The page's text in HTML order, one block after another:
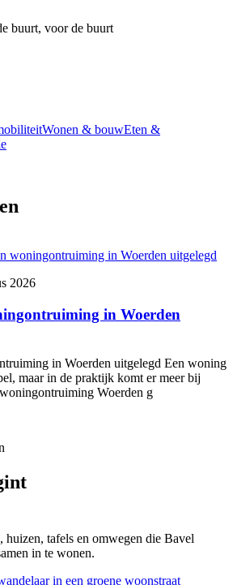
buurt, voor de buurt
Wonen & bouwEten &
2026
in Woerden
in Woerden uitgelegd Een woning
maar in de praktijk komt er meer bij
Woerden g
huizen, tafels en omwegen die Bavel
in te wonen.